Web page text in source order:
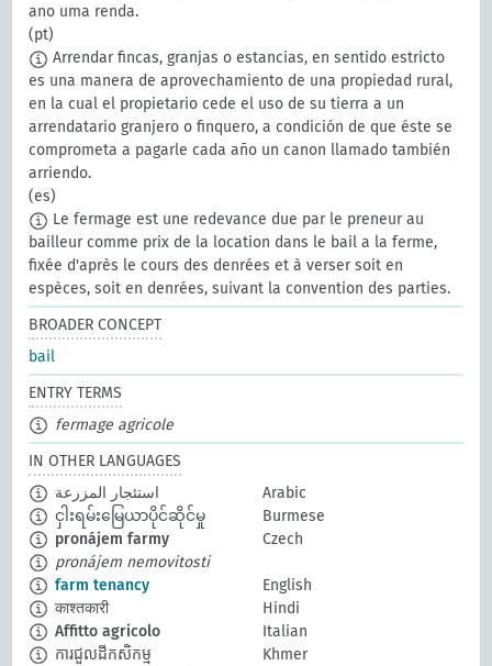
ano uma renda.
(pt)
Arrendar fincas, granjas o estancias, en sentido estricto
es una manera de aprovechamiento de una propiedad rural,
en la cual el propietario cede el uso de su tierra a un
arrendatario granjero o finquero, a condición de que éste se
comprometa a pagarle cada año un canon llamado también
arriendo.
(es)
Le fermage est une redevance due par le preneur au
bailleur comme prix de la location dans le bail a la ferme,
fixée d'après le cours des denrées et à verser soit en
espèces, soit en denrées, suivant la convention des parties.
BROADER CONCEPT
bail
ENTRY TERMS
fermage agricole
IN OTHER LANGUAGES
استئجار المزرعة
Arabic
ငှါးရမ်းမြေယာပိုင်ဆိုင်မှု
Burmese
pronájem farmy
Czech
pronájem nemovitosti
farm tenancy
English
काश्तकारी
Hindi
Affitto agricolo
Italian
ការជួលដីកសិកម្ម
Khmer